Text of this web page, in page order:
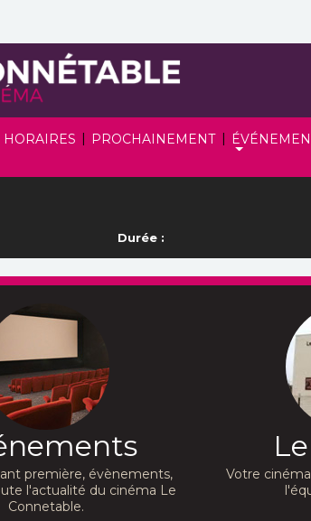
HORAIRES | PROCHAINEMENT |
Durée :
première, évènements,
l'actualité du cinéma Le
Connetable.
Votre